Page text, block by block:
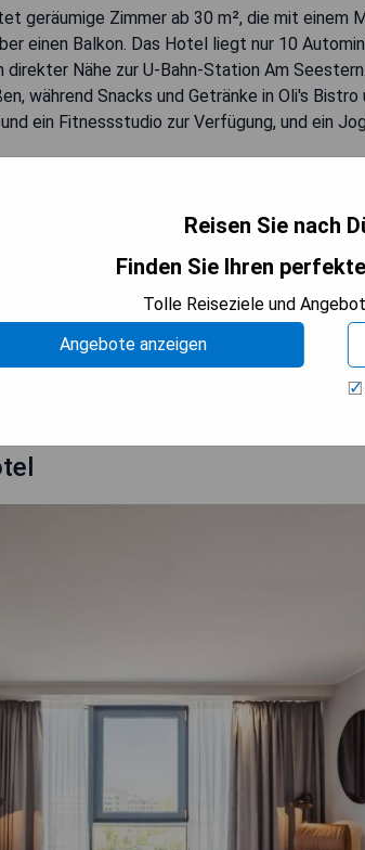
geräumige Zimmer ab 30 m², die mit einem
einen Balkon. Das Hotel liegt nur 10
Nähe zur U-Bahn-Station Am
während Snacks und Getränke in Oli's
ein Fitnessstudio zur Verfügung, und ein
PREISE ANZEIGEN
Reisen Sie nach
Finden Sie Ihren
Tolle Reiseziele und
Angebote anzeigen